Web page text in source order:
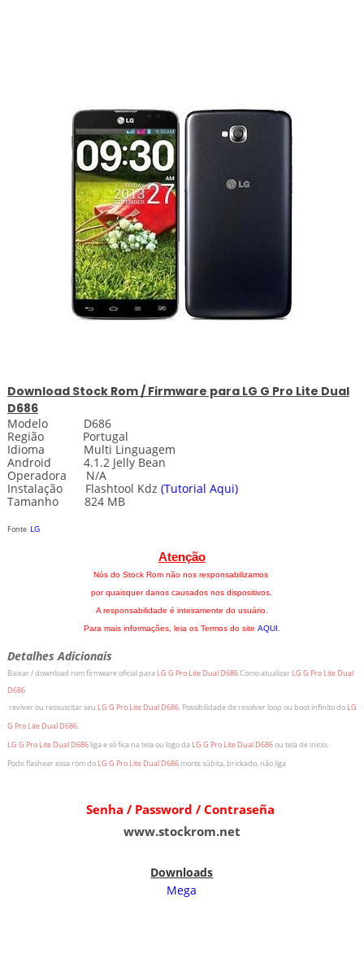
Download Stock Rom / Firmware para LG G Pro Lite Dual
D686
Modelo D686
Região Portugal
Idioma Multi Linguagem
Android 4.1.2 Jelly Bean
Operadora N/A
Instalação Flashtool Kdz (Tutorial Aqui)
Tamanho 824 MB
Fonte LG
Atenção
Nós do Stock Rom não nos responsabilizamos
por quaisquer danos causados nos dispositivos.
A responsabilidade é inteiramente do usuário.
Para mais informações, leia os Termos do site AQUI
Detalhes Adicionais
Baixar / download rom firmware oficial para LG G Pro Lite Dual D686Como atualizarLG G Pro Lite Dual
D686
reviver ou ressuscitar seu LG G Pro Lite Dual D686. Possibilidade de resolver loop ou boot infinito do LG
G Pro Lite Dual D686.
LG G Pro Lite Dual D686liga e só fica na tela ou logo da LG G Pro Lite Dual D686ou tela de inicio.
Pode flashear essa rom do LG G Pro Lite Dual D686morte súbita, brickado, não liga
Senha / Password / Contraseña
www.stockrom.net
Downloads
Mega